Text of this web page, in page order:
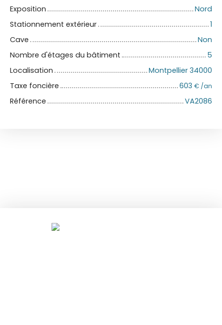
Exposition
Nord
Stationnement extérieur
1
Cave
Non
Nombre d'étages du bâtiment
5
Localisation
Montpellier 34000
Taxe foncière
603 € /an
Référence VA2086